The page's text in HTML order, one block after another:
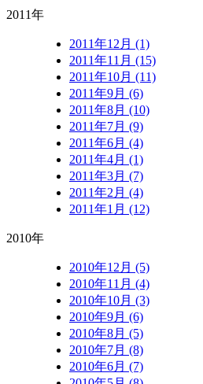
2011年
2011年12月 (1)
2011年11月 (15)
2011年10月 (11)
2011年9月 (6)
2011年8月 (10)
2011年7月 (9)
2011年6月 (4)
2011年4月 (1)
2011年3月 (7)
2011年2月 (4)
2011年1月 (12)
2010年
2010年12月 (5)
2010年11月 (4)
2010年10月 (3)
2010年9月 (6)
2010年8月 (5)
2010年7月 (8)
2010年6月 (7)